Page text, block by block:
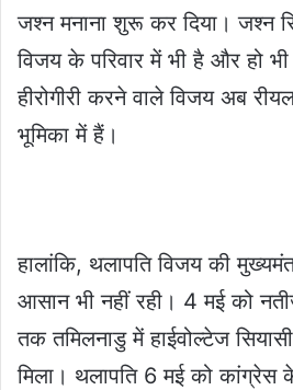
जश्न मनाना शुरू कर दिया। जश्न
विजय के परिवार में भी है और हो
हीरोगीरी करने वाले विजय अब
भूमिका में हैं।
हालांकि, थलापति विजय की
आसान भी नहीं रही। 4 मई को
तक तमिलनाडु में हाईवोल्टेज
मिला। थलापति 6 मई को कांग्रेस